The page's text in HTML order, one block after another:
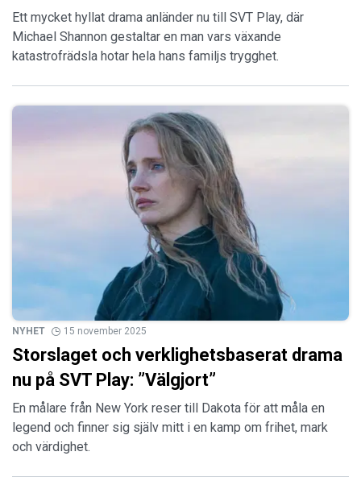
Ett mycket hyllat drama anländer nu till SVT Play, där
Michael Shannon gestaltar en man vars växande
katastrofrädsla hotar hela hans familjs trygghet.
NYHET 15 november 2025
Storslaget och verklighetsbaserat drama
nu på SVT Play: ”Välgjort”
En målare från New York reser till Dakota för att måla en
legend och finner sig själv mitt i en kamp om frihet, mark
och värdighet.